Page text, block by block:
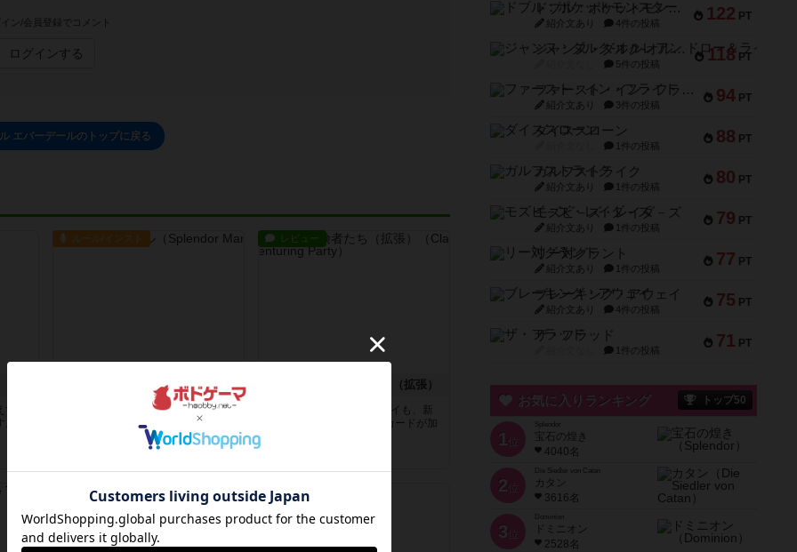
ン/会員登録でコメント
ログインする
エバーデールのトップに戻る
は
ルール/インスト
宝石の煌き：マーベル
「宝石の煌き」のマーベル版といわ
れるゲーム、スプレンダーマーベ
レビュー
クランク! ：冒険者たち（拡張）
いままで通り4人でのプレイも、新
たな冒険者やアイテム・カードが加
ルール/インスト
122 PT
ドブル：ポケットモンスター
紹介文あり 4件の投稿
118 PT
ジャンヌ・ダルク-オルレアン ドロー＆ライト
5件の投稿
94 PT
ファースト・イン・フライト
紹介文あり 3件の投稿
88 PT
ダイススローン
1件の投稿
80 PT
ガルフストライク
紹介文あり 1件の投稿
79 PT
モズビ－ズ・レイダ－ズ
紹介文あり 1件の投稿
77 PT
リー対グラント
紹介文あり 1件の投稿
75 PT
ブレーキング・アウェイ
紹介文あり 4件の投稿
71 PT
ザ・フラッド
1件の投稿
お気に入りランキング トップ50
1 位
宝石の煌き
4040名
2 位
Die Siedler von Catan
カタン
3616名
3 位
ドミニオン
2528名